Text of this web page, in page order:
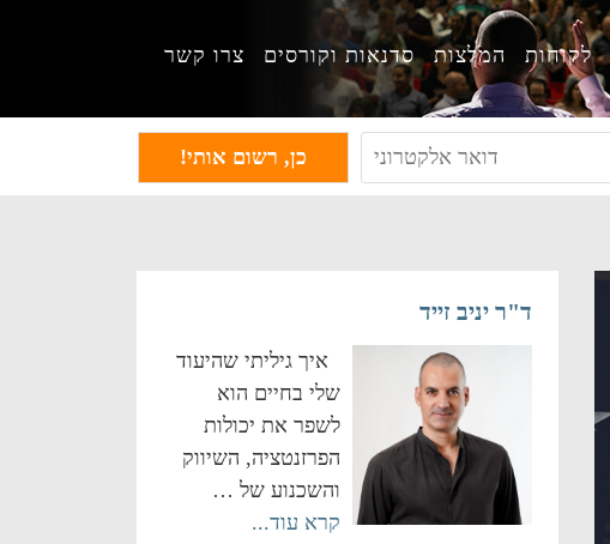
לקוחות המלצות סדנאות וקורסים צרו קשר
ד"ר יניב זייד
איך גיליתי שהיעוד
שלי בחיים הוא
לשפר את יכולות
הפרזנטציה, השיווק
והשכנוע של …
קרא עוד...